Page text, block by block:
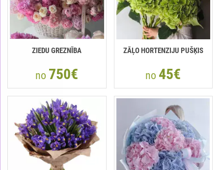
ZIEDU GREZNĪBA
no 750€
ZĀĻO HORTENZIJU PUŠĶIS
no 45€